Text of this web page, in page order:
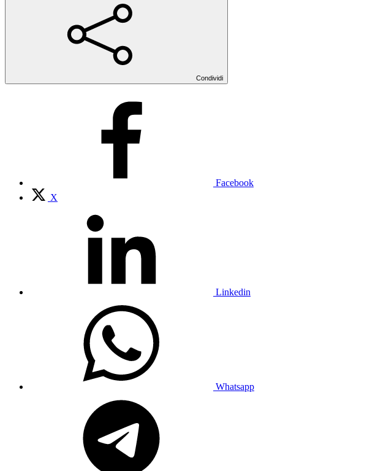
Condividi
Facebook
X
Linkedin
Whatsapp